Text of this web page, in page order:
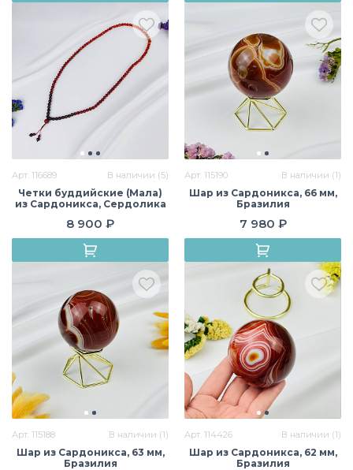
Арт. 116689 В наличии (5)
Четки буддийские (Мала)
из Сардоникса, Сердолика
Бразилия
8 900 ₽
Арт. 115190 В наличии (1)
Шар из Сардоникса, 66 мм,
Бразилия
7 980 ₽
Арт. 115188 В наличии (1)
Шар из Сардоникса, 63 мм,
Бразилия
Арт. 114426 В наличии (1)
Шар из Сардоникса, 62 мм,
Бразилия